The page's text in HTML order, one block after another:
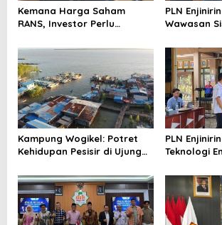
Kemana Harga Saham
RANS, Investor Perlu
Menghindari Spekulasi
Berlebihan
PLN
Wawasan
Perubahan
Kampung Wogikel: Potret
Kehidupan Pesisir di Ujung
Bertahan di Tengah
Keterbatasan
PLN
Teknologi